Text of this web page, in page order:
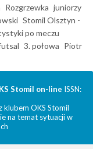
Rozgrzewka juniorzy
Stomil Olsztyn -
po meczu
3. połowa Piotr
Stomil on-line ISSN:
klubem OKS Stomil
na temat sytuacji w